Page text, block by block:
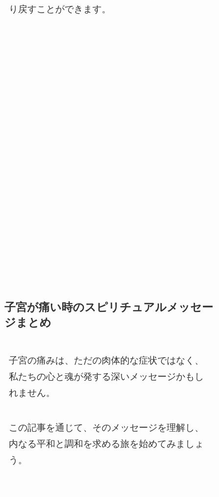
り戻すことができます。
子宮が痛い時のスピリチュアルメッセー
ジまとめ
子宮の痛みは、ただの肉体的な症状ではなく、
私たちの心と魂が発する深いメッセージかもし
れません。
この記事を通じて、そのメッセージを理解し、
内なる平和と調和を求める旅を始めてみましょ
う。